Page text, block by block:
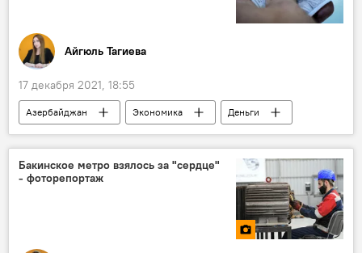
Айгюль Тагиева
17 декабря 2021, 18:55
Азербайджан Экономика
Деньги
иностранная валюта
Бакинское метро взялось за "сердце"
- фоторепортаж